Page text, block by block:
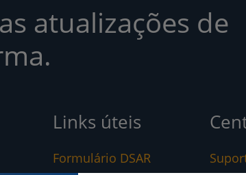
atualizações de
Links úteis
Formulário DSAR